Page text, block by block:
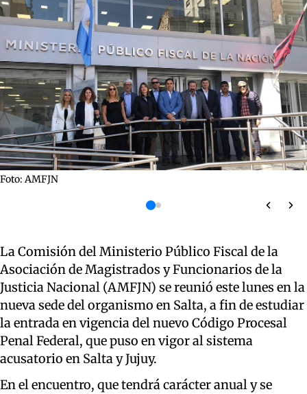
Foto: AMFJN
La Comisión del Ministerio Público Fiscal de la
Asociación de Magistrados y Funcionarios de la
Justicia Nacional (AMFJN) se reunió este lunes en la
nueva sede del organismo en Salta, a fin de estudiar
la entrada en vigencia del nuevo Código Procesal
Penal Federal, que puso en vigor al sistema
acusatorio en Salta y Jujuy.
En el encuentro, que tendrá carácter anual y se